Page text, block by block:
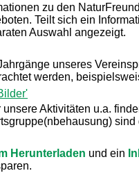
zu den
Teilt sich ein
Auswahl angezeigt.
unseres
werden,
Aktivitäten u.a.
sind
Herunterladen und ein